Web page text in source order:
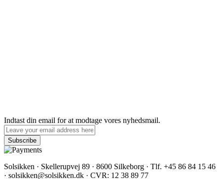
Indtast din email for at modtage vores nyhedsmail.
Solsikken · Skellerupvej 89 · 8600 Silkeborg · Tlf. +45 86 84 15 46
· solsikken@solsikken.dk · CVR: 12 38 89 77